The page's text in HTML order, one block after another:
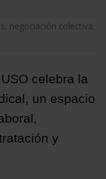
, negociación colectiva,
celebra la
un espacio
y